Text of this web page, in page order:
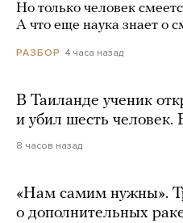
Но только человек
А что еще наука знает о
РАЗБОР 4 часа назад
В Таиланде ученик
и убил шесть
8 часов назад
«Нам самим нужны».
о дополнительных